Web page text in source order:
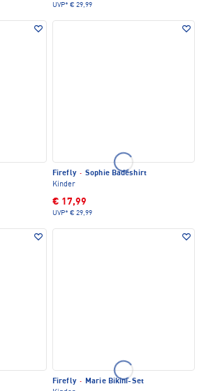
UVP* € 29,99
Firefly · Sophie Badeshirt
Kinder
€ 17,99
UVP* € 29,99
Firefly · Marie Bikini-Set